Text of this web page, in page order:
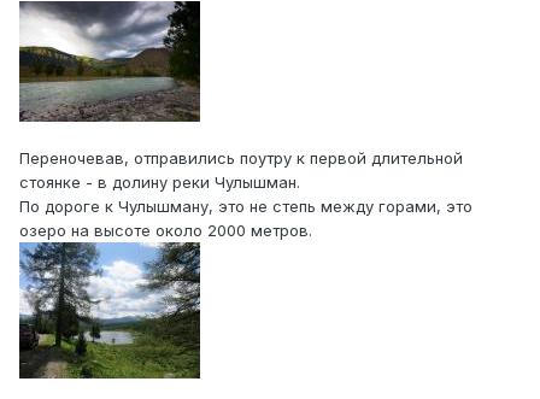
Переночевав, отправились поутру к первой длительной
стоянке - в долину реки Чулышман.
По дороге к Чулышману, это не степь между горами, это
озеро на высоте около 2000 метров.